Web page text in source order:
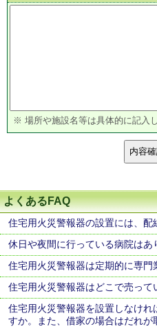
※ 場所や施設名等は具体的に記入
よくあるFAQ
住宅用火災警報器の設置には、配
休日や夜間に行っている病院はあ
住宅用火災警報器は定期的に専門
住宅用火災警報器はどこで売って
住宅用火災警報器を設置しなけ
すか。また、借家の場合はだれが